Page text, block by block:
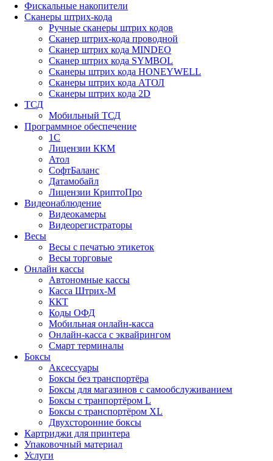
Фискальные накопители
Сканеры штрих-кода
Ручные сканеры штрих кодов
Сканер штрих-кода проводной
Сканер штрих кода MINDEO
Сканер штрих кода SYMBOL
Сканеры штрих кода HONEYWELL
Сканеры штрих кода АТОЛ
Сканеры штрих кода 2D
ТСД
Мобильный ТСД
Программное обеспечение
1С
Лицензии ККМ
Атол
СофтБаланс
Датамобайл
Лицензии КриптоПро
Видеонаблюдение
Видеокамеры
Видеорегистраторы
Весы
Весы с печатью этикеток
Весы торговые
Онлайн кассы
Автономные кассы
Касса Штрих-М
ККТ
Коды ОФД
Мобильная онлайн-касса
Онлайн-касса с эквайрингом
Смарт терминалы
Боксы
Аксессуары
Боксы без транспортёра
Боксы для магазинов с самообслуживанием
Боксы с транпортёром L
Боксы с транспортёром XL
Двухсторонние боксы
Картриджи для принтера
Упаковочный материал
Услуги